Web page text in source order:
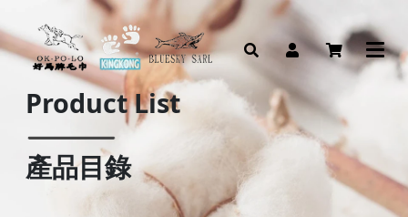
Product List
產品目錄